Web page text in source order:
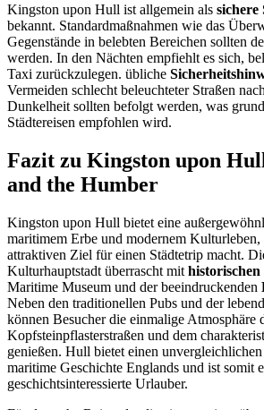
Kingston upon Hull ist allgemein als sichere
bekannt. Standardmaßnahmen wie das
Gegenstände in belebten Bereichen sollten
werden. In den Nächten empfiehlt es sich,
Taxi zurückzulegen. übliche
Vermeiden schlecht beleuchteter Straßen
Dunkelheit sollten befolgt werden, was
Städtereisen empfohlen wird.
Fazit zu Kingston upon
and the Humber
Kingston upon Hull bietet eine
maritimem Erbe und modernem Kulturleben,
attraktiven Ziel für einen Städtetrip macht.
Kulturhauptstadt überrascht mit historischen
Maritime Museum und der beeindruckenden
Neben den traditionellen Pubs und der
können Besucher die einmalige Atmosphäre
Kopfsteinpflasterstraßen und dem
genießen. Hull bietet einen
maritime Geschichte Englands und ist somit
geschichtsinteressierte Urlauber.